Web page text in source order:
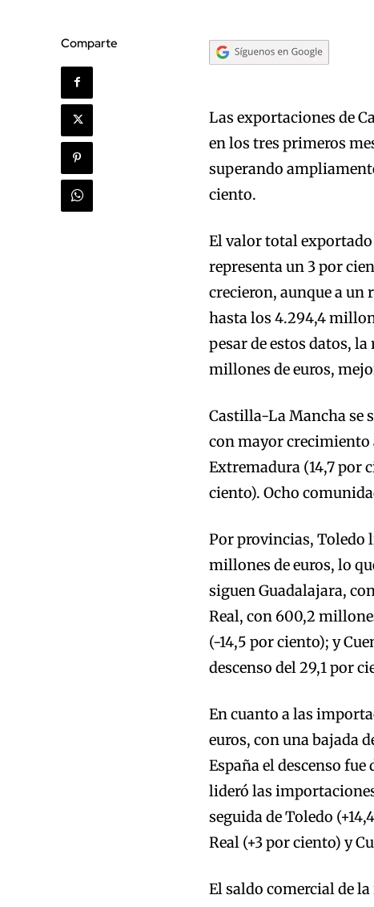
Comparte
Las exportaciones de
en los tres primeros
superando
ciento.
El valor total exportado
representa un 3 por
crecieron, aunque a
hasta los 4.294,4
pesar de estos datos,
millones de euros,
Castilla-La Mancha se
con mayor crecimiento
Extremadura (14,7 por
ciento). Ocho
Por provincias, Toledo
millones de euros, lo
siguen Guadalajara,
Real, con 600,2
(-14,5 por ciento); y
descenso del 29,1 por
En cuanto a las
euros, con una bajada
España el descenso
lideró las
seguida de Toledo
Real (+3 por ciento) y
El saldo comercial de